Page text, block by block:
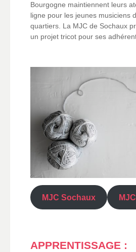
Bourgogne maintiennent leurs
ligne pour les jeunes musiciens
quartiers. La MJC de Sochaux
un projet tricot pour ses
MJC Sochaux
APPRENTISSAGE :